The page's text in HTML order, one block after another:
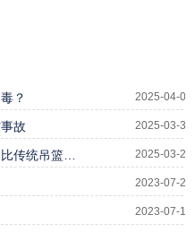
？ 2025-04-01
故 2025-03-31
新型轨道式吊篮问世，是否真的比传统吊篮更方便？ 2025-03-28
2023-07-24
2023-07-12